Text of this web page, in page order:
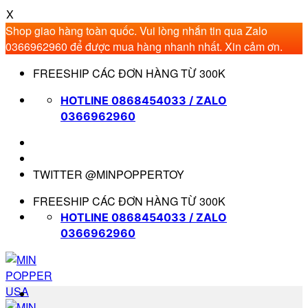
X
Shop giao hàng toàn quốc. Vui lòng nhắn tin qua Zalo
0366962960 để được mua hàng nhanh nhất. Xin cảm ơn.
qua
FREESHIP CÁC ĐƠN HÀNG TỪ 300K
HOTLINE 0868454033 / ZALO
0366962960
TWITTER @MINPOPPERTOY
FREESHIP CÁC ĐƠN HÀNG TỪ 300K
HOTLINE 0868454033 / ZALO
0366962960